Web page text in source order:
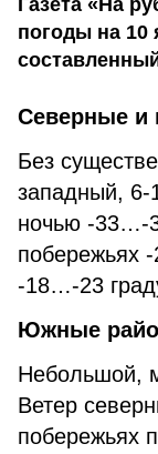
Газета «На
погоды на 10
Северные и
Без
западный, 6-
ночью -33…-
побережьях
-18…-23
Южные
Небольшой,
Ветер
побережьях